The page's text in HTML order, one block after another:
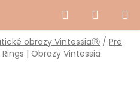
Hľadať
KOŠÍK
obrazy VintessiaⓇ / Pre
| Obrazy Vintessia